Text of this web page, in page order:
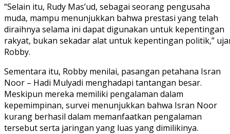
“Selain itu, Rudy Mas’ud, sebagai seorang pengusaha
muda, mampu menunjukkan bahwa prestasi yang telah
diraihnya selama ini dapat digunakan untuk kepentingan
rakyat, bukan sekadar alat untuk kepentingan politik,”
Robby.
Sementara itu, Robby menilai, pasangan petahana Isran
Noor – Hadi Mulyadi menghadapi tantangan besar.
Meskipun mereka memiliki pengalaman dalam
kepemimpinan, survei menunjukkan bahwa Isran Noor
kurang berhasil dalam memanfaatkan pengalaman
tersebut serta jaringan yang luas yang dimilikinya.